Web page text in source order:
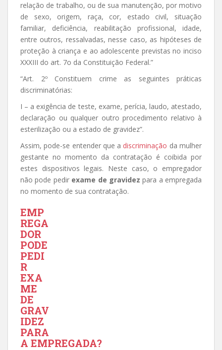
relação de trabalho, ou de sua manutenção, por motivo
de sexo, origem, raça, cor, estado civil, situação
familiar, deficiência, reabilitação profissional, idade,
entre outros, ressalvadas, nesse caso, as hipóteses de
proteção à criança e ao adolescente previstas no inciso
XXXIII do art. 7o da Constituição Federal.”
“Art. 2º Constituem crime as seguintes práticas
discriminatórias:
I – a exigência de teste, exame, perícia, laudo, atestado,
declaração ou qualquer outro procedimento relativo à
esterilização ou a estado de gravidez”.
Assim, pode-se entender que a discriminação da mulher
gestante no momento da contratação é coibida por
estes dispositivos legais. Neste caso, o empregador
não pode pedir exame de gravidez para a empregada
no momento de sua contratação.
EMP
REGA
DOR
PODE
PEDI
R
EXA
ME
DE
GRAV
IDEZ
PARA
A EMPREGADA?